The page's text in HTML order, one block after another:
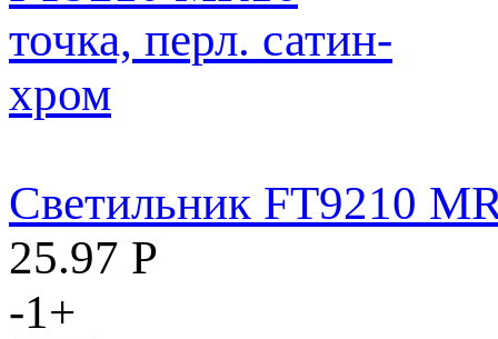
Светильник FT9210
25.97 Р
-1+